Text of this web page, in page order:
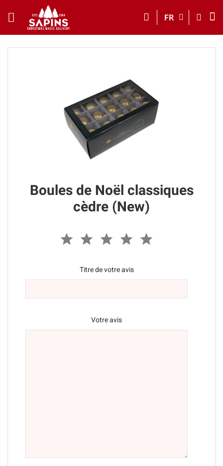
FR
Boules de Noël classiques
cèdre (New)
Titre de votre avis
Votre avis